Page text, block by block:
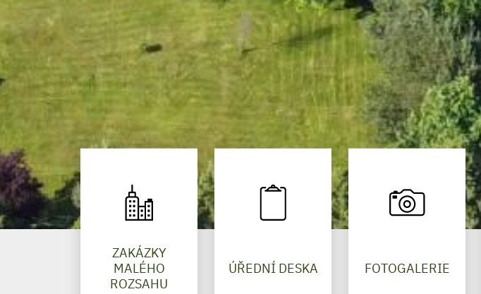
ZAKÁZKY
MALÉHO
ROZSAHU
ÚŘEDNÍ DESKA FOTOGALERIE